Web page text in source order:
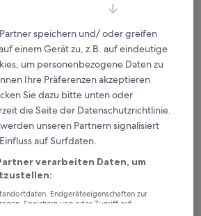
bei
für jede
Übernachtung
mit Preisen für Mitglieder
für diese Daten
Partner speichern und/ oder greifen
einem Gerät zu, z.B. auf eindeutige
um personenbezogene Daten zu
Ihre Präferenzen akzeptieren
Sie dazu bitte unten oder
die Seite der Datenschutzrichtlinie.
unseren Partnern signalisiert
auf Surfdaten.
verarbeiten Daten, um
Endgeräteeigenschaften zur
Speichern von oder Zugriff auf